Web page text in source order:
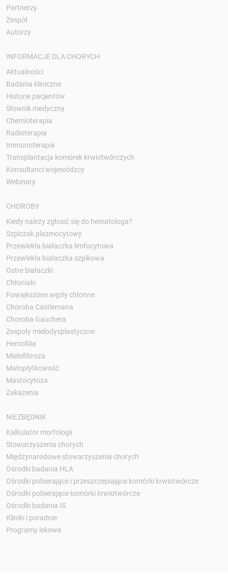
Partnerzy
Zespół
Autorzy
INFORMACJE DLA CHORYCH
Aktualności
Badania kliniczne
Historie pacjentów
Słownik medyczny
Chemioterapia
Radioterapia
Immunoterapia
Transplantacja komórek krwiotwórczych
Konsultanci wojewódzcy
Webinary
CHOROBY
Kiedy należy zgłosić się do hematologa?
Szpiczak plazmocytowy
Przewlekła białaczka limfocytowa
Przewlekła białaczka szpikowa
Ostre białaczki
Chłoniaki
Powiększone węzły chłonne
Choroba Castlemana
Choroba Gauchera
Zespoły mielodysplastyczne
Hemofilia
Mielofibroza
Małopłytkowość
Mastocytoza
Zakażenia
NIEZBĘDNIK
Kalkulator morfologii
Stowarzyszenia chorych
Międzynarodowe stowarzyszenia chorych
Ośrodki badania HLA
Ośrodki pobierające i przeszczepiające komórki krwiotwórcze
Ośrodki pobierające komórki krwiotwórcze
Ośrodki badania IS
Kliniki i poradnie
Programy lekowe